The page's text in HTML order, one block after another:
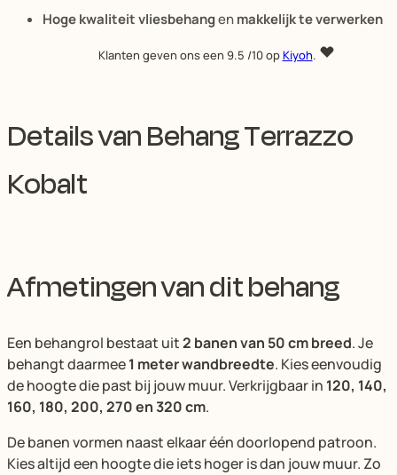
Hoge kwaliteit vliesbehangenmakkelijk te verwerken
Klanten geven ons een 9.5 /10 opKiyoh.
Details van Behang Terrazzo
Kobalt
Afmetingen van dit behang
Een behangrol bestaat uit2 banen van 50 cm breed. Je
behangt daarmee1 meter wandbreedte. Kies eenvoudig
de hoogte die past bij jouw muur. Verkrijgbaar in 120, 140,
160, 180, 200, 270 en 320 cm.
De banen vormen naast elkaar één doorlopend patroon.
Kies altijd een hoogte die iets hoger is dan jouw muur. Zo